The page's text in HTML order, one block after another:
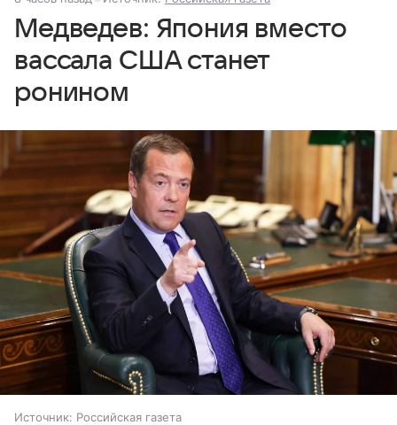
Медведев: Япония вместо
вассала США станет
ронином
Источник: Российская газета